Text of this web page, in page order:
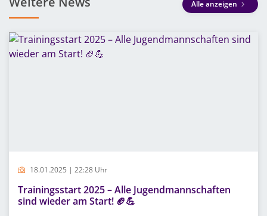
Alle anzeigen
18.01.2025 | 22:28 Uhr
Trainingsstart 2025 – Alle Jugendmannschaften
sind wieder am Start! 🏈💪